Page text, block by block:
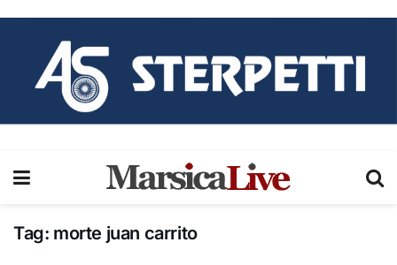
Tag: morte juan carrito